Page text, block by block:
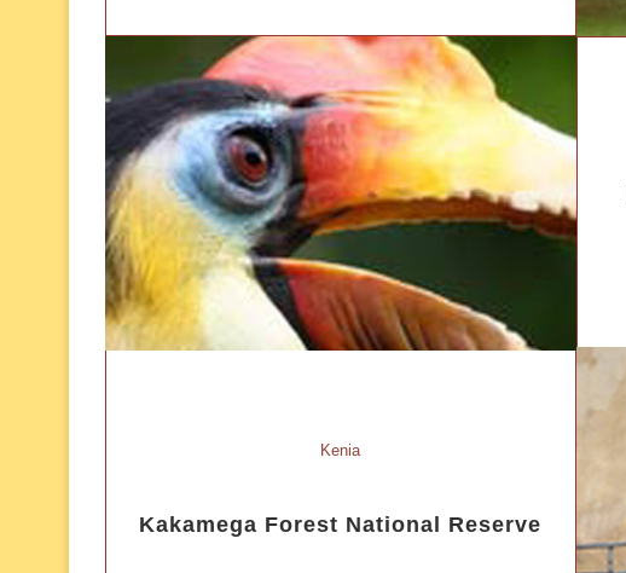
Kenia
Kakamega Forest National Reserve